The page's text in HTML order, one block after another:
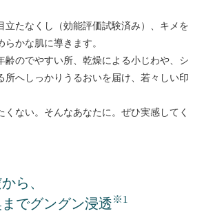
立たなくし（効能評価試験済み）、キメを
かな肌に導きます。
齢のでやすい所、乾燥による小じわや、シ
所へしっかりうるおいを届け、若々しい印
くない。そんなあなたに。ぜひ実感してく
ら、
でグングン浸透※1